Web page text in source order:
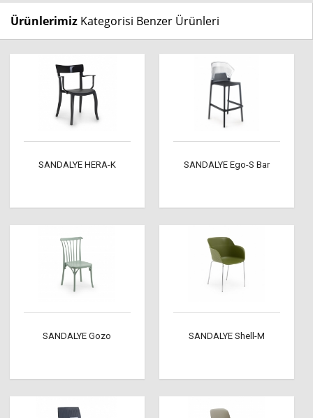
Ürünlerimiz Kategorisi Benzer Ürünleri
SANDALYE HERA-K SANDALYE Ego-S Bar
SANDALYE Gozo SANDALYE Shell-M